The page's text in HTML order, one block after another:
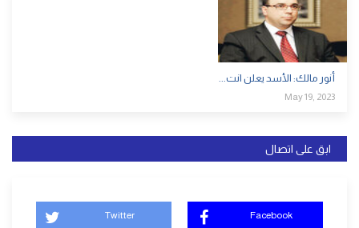
أنور مالك: الأسد يعلن انت...
May 19, 2023
ابق على اتصال
Twitter Facebook